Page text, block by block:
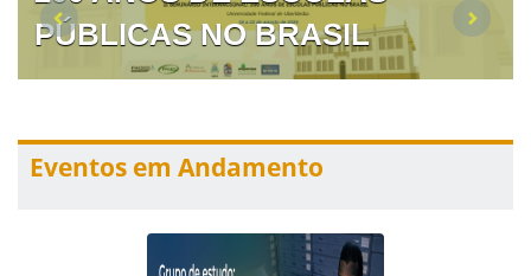
PÚBLICAS NO BRASIL
Eventos em Andamento